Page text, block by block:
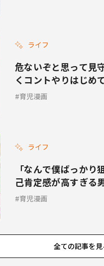
ライフ
危ないぞと思って
くコントやりはじめ
育児漫画
ライフ
「なんで僕ばっか
己肯定感が高すぎる
育児漫画
全ての記事を見